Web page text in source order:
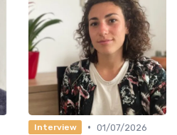
Interview • 01/07/2026